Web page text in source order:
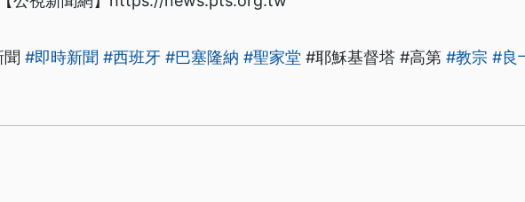
#即時新聞 #西班牙 #巴塞隆納 #聖家堂 #耶穌基督塔 #高第 #教宗 #良